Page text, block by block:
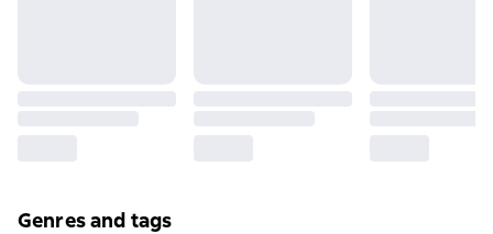
Genres and tags